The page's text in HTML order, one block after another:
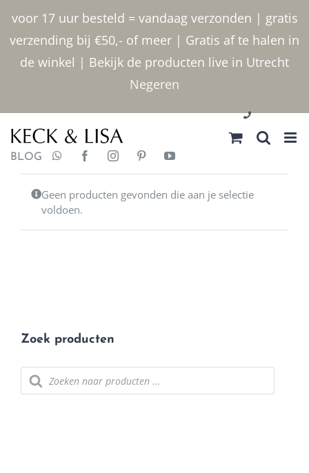
voor 17 uur besteld = vandaag verzonden | gratis
verzending bij €50,- of meer | Gratis af te halen in
de winkel | Bekijk de producten live in Utrecht
Negeren
inhoud
030 2400000
BLOG
Geen producten gevonden die aan je selectie
voldoen.
Zoek producten
Producten
zoeken